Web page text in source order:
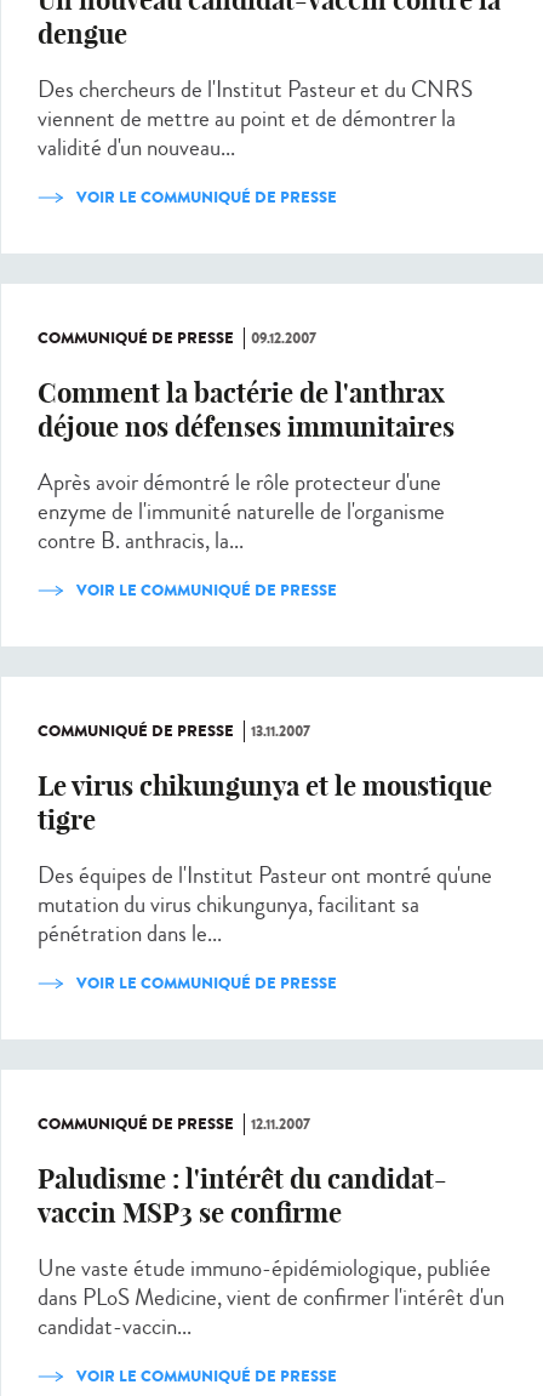
dengue
Des chercheurs de l'Institut Pasteur et du CNRS
viennent de mettre au point et de démontrer la
validité d'un nouveau...
VOIR LE COMMUNIQUÉ DE PRESSE
COMMUNIQUÉ DE PRESSE 09.12.2007
Comment la bactérie de l'anthrax
déjoue nos défenses immunitaires
Après avoir démontré le rôle protecteur d'une
enzyme de l'immunité naturelle de l'organisme
contre B. anthracis, la...
VOIR LE COMMUNIQUÉ DE PRESSE
COMMUNIQUÉ DE PRESSE 13.11.2007
Le virus chikungunya et le moustique
tigre
Des équipes de l'Institut Pasteur ont montré qu'une
mutation du virus chikungunya, facilitant sa
pénétration dans le...
VOIR LE COMMUNIQUÉ DE PRESSE
COMMUNIQUÉ DE PRESSE 12.11.2007
Paludisme : l'intérêt du candidat-
vaccin MSP3 se confirme
Une vaste étude immuno-épidémiologique, publiée
dans PLoS Medicine, vient de confirmer l'intérêt d'un
candidat-vaccin...
VOIR LE COMMUNIQUÉ DE PRESSE